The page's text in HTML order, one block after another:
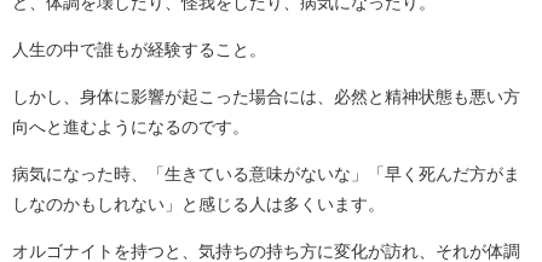
人生の中で誰もが経験すること。
しかし、身体に影響が起こった場合には、必然と精神状態も悪い方
向へと進むようになるのです。
病気になった時、「生きている意味がないな」「早く死んだ方がま
しなのかもしれない」と感じる人は多くいます。
オルゴナイトを持つと、気持ちの持ち方に変化が訪れ、それが体調